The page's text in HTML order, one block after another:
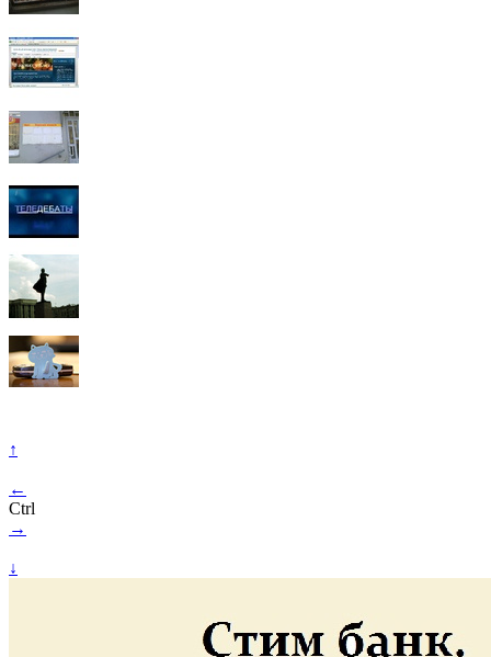
↑
←
Ctrl
→
↓